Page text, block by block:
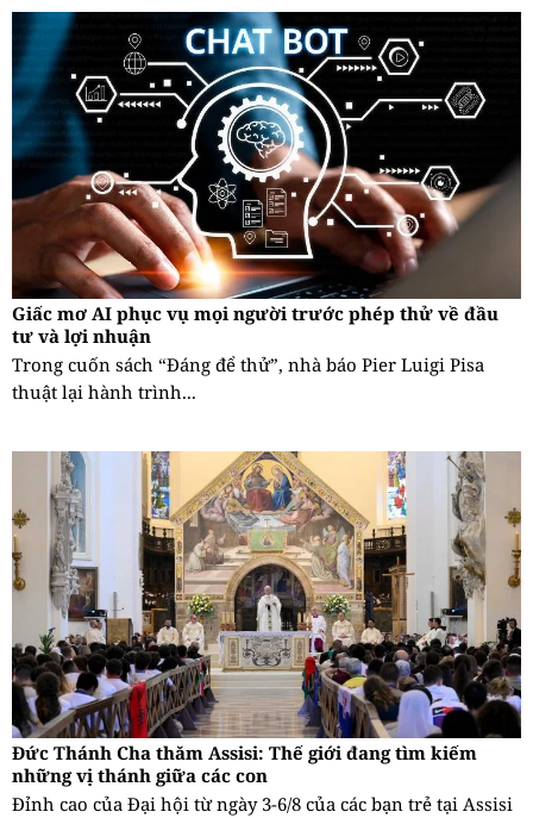
Giấc mơ AI phục vụ mọi người trước phép thử về đầu
tư và lợi nhuận
Trong cuốn sách “Đáng để thử”, nhà báo Pier Luigi Pisa
thuật lại hành trình...
Đức Thánh Cha thăm Assisi: Thế giới đang tìm kiếm
những vị thánh giữa các con
Đỉnh cao của Đại hội từ ngày 3-6/8 của các bạn trẻ tại Assisi